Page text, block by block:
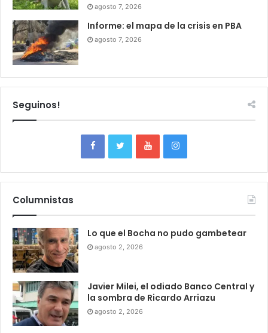
agosto 7, 2026
Informe: el mapa de la crisis en PBA
agosto 7, 2026
Seguinos!
Columnistas
Lo que el Bocha no pudo gambetear
agosto 2, 2026
Javier Milei, el odiado Banco Central y
la sombra de Ricardo Arriazu
agosto 2, 2026